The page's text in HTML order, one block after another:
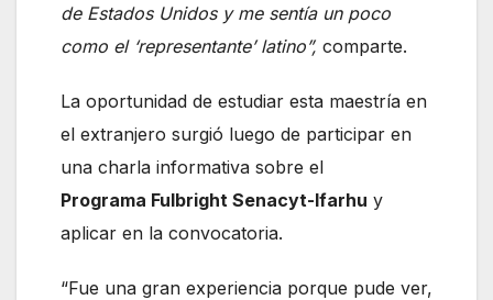
de Estados Unidos y me sentía un poco
como el ‘representante’ latino”, comparte.
La oportunidad de estudiar esta maestría en
el extranjero surgió luego de participar en
una charla informativa sobre el
Programa Fulbright Senacyt-Ifarhu y
aplicar en la convocatoria.
“Fue una gran experiencia porque pude ver,